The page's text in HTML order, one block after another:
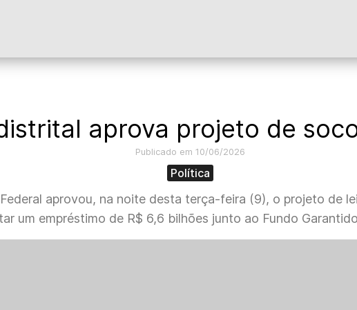
aprova projeto de
Publicado em 10/06/2026
Política
aprovou, na noite desta terça-feira (9), o projeto de
um empréstimo de R$ 6,6 bilhões junto ao Fundo